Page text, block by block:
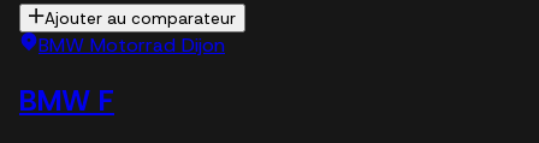
Ajouter au comparateur
BMW Motorrad Dijon
BMW F